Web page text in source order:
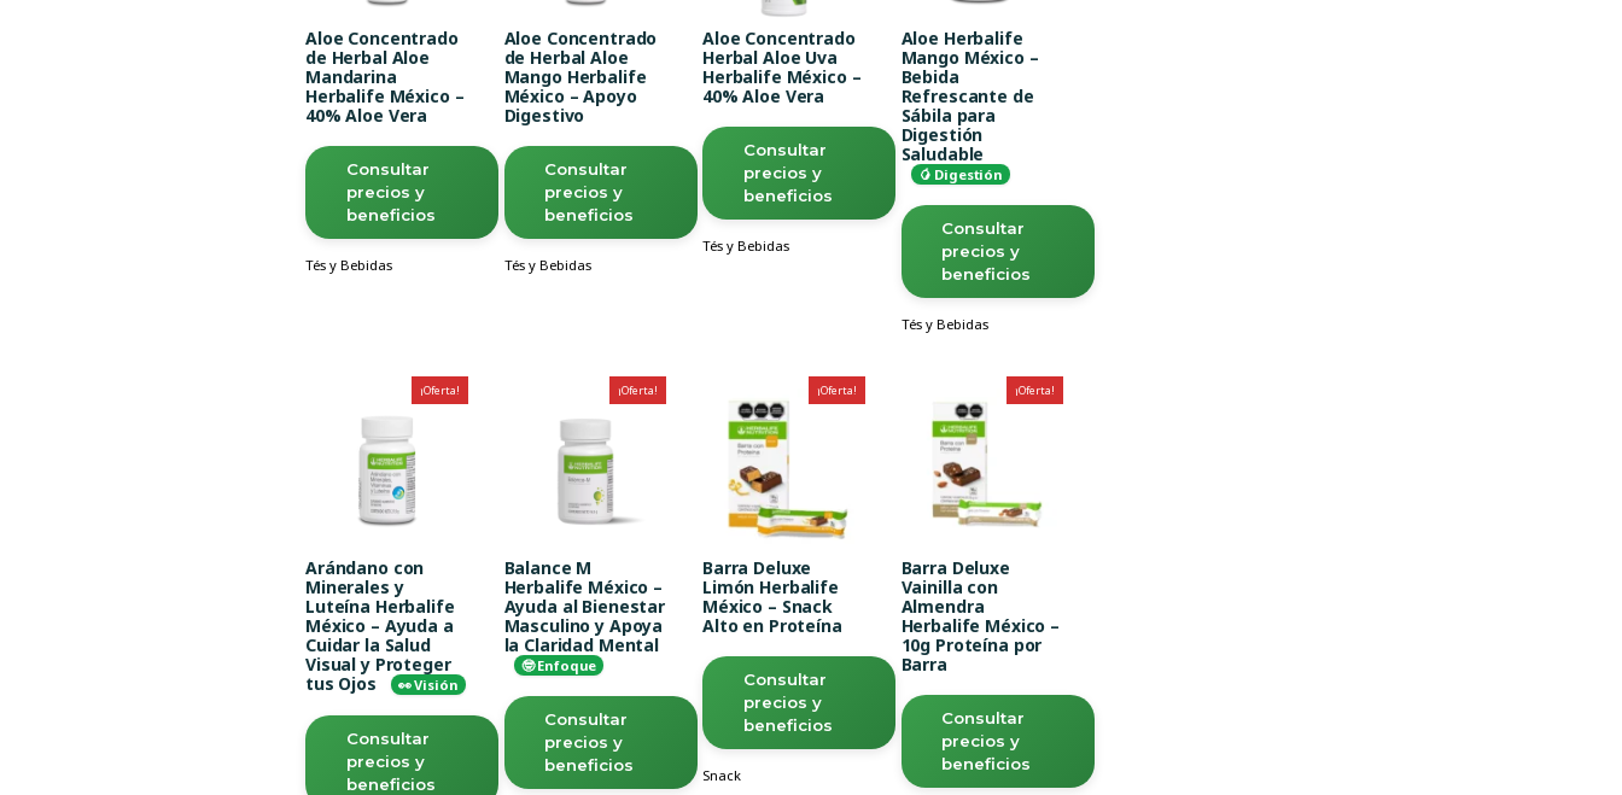
Aloe Concentrado
de Herbal Aloe
Mandarina
Herbalife México –
40% Aloe Vera
Consultar
precios y
beneficios
Tés y Bebidas
Aloe Concentrado
de Herbal Aloe
Mango Herbalife
México – Apoyo
Digestivo
Consultar
precios y
beneficios
Tés y Bebidas
Aloe Concentrado
Herbal Aloe Uva
Herbalife México –
40% Aloe Vera
Consultar
precios y
beneficios
Tés y Bebidas
Aloe Herbalife
Mango México –
Bebida
Refrescante de
Sábila para
Digestión
Saludable
🥭 Digestión
Consultar
precios y
beneficios
Tés y Bebidas
¡Oferta!
Arándano con
Minerales y
Luteína Herbalife
México – Ayuda a
Cuidar la Salud
Visual y Proteger
tus Ojos
👀 Visión
Consultar
precios y
beneficios
¡Oferta!
Balance M
Herbalife México –
Ayuda al Bienestar
Masculino y Apoya
la Claridad Mental
🤓 Enfoque
Consultar
precios y
beneficios
¡Oferta!
Barra Deluxe
Limón Herbalife
México – Snack
Alto en Proteína
Consultar
precios y
beneficios
Snack
¡Oferta!
Barra Deluxe
Vainilla con
Almendra
Herbalife México –
10g Proteína por
Barra
Consultar
precios y
beneficios